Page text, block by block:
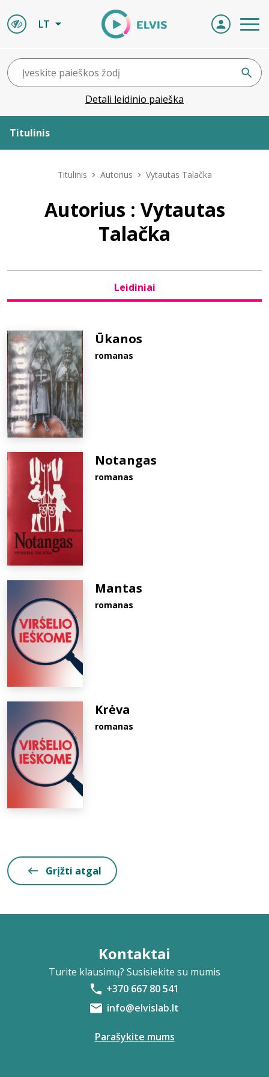
LT
Detali leidinio paieška
Titulinis
Leidiniai
Naujienos
Bibliotekoms
D.U.K.
Titulinis Autorius Vytautas Talačka
Autorius : Vytautas
Talačka
Leidiniai
Ūkanos
romanas
Notangas
romanas
Mantas
romanas
Krėva
romanas
Grįžti atgal
Kontaktai
Turite klausimų? Susisiekite su mumis
+370 667 80 541
info@elvislab.lt
Parašykite mums